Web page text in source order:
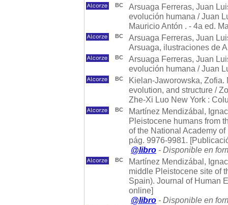
BC
Arsuaga Ferreras, Juan
evolución humana / Juan
Mauricio Antón . - 4a ed.
BC
Arsuaga Ferreras, Juan
Arsuaga, ilustraciones de
BC
Arsuaga Ferreras, Juan
evolución humana / Juan
BC
Kielan-Jaworowska, Zofia.
evolution, and structure /
Zhe-Xi Luo New York :
BC
Martínez Mendizábal,
Pleistocene humans from
of the National Academy
pág. 9976-9981.
@libro - Disponible en
BC
Martínez Mendizábal,
middle Pleistocene site of
Spain). Journal of Human
online]
@libro - Disponible en